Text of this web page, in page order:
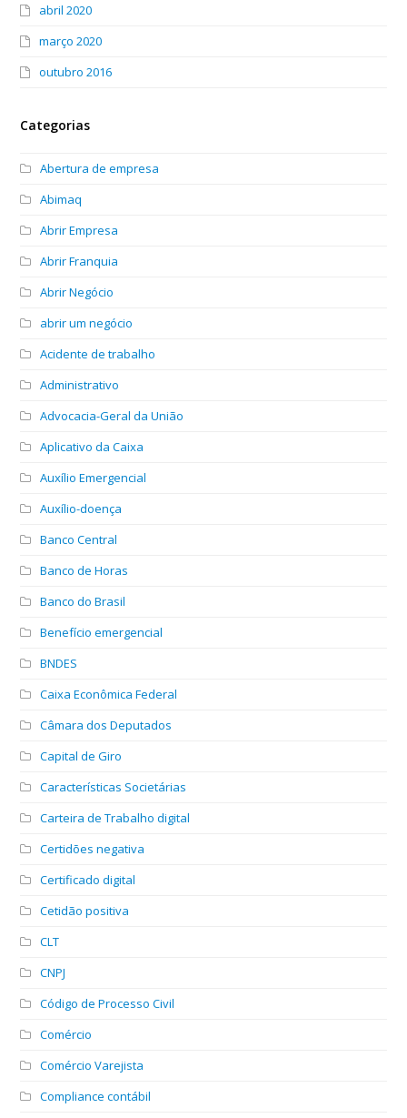
abril 2020
março 2020
outubro 2016
Categorias
Abertura de empresa
Abimaq
Abrir Empresa
Abrir Franquia
Abrir Negócio
abrir um negócio
Acidente de trabalho
Administrativo
Advocacia-Geral da União
Aplicativo da Caixa
Auxílio Emergencial
Auxílio-doença
Banco Central
Banco de Horas
Banco do Brasil
Benefício emergencial
BNDES
Caixa Econômica Federal
Câmara dos Deputados
Capital de Giro
Características Societárias
Carteira de Trabalho digital
Certidões negativa
Certificado digital
Cetidão positiva
CLT
CNPJ
Código de Processo Civil
Comércio
Comércio Varejista
Compliance contábil